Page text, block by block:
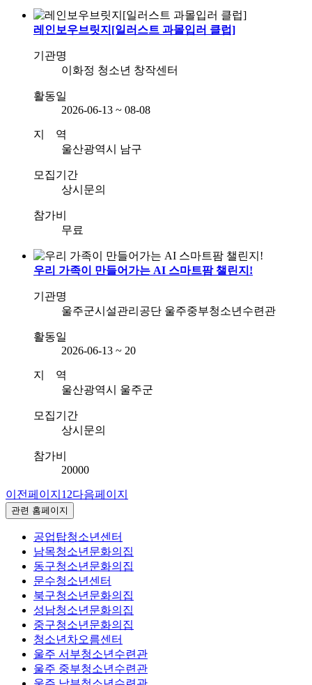
레인보우브릿지[일러스트 과몰입러 클럽]
기관명
이화정 청소년 창작센터
활동일
2026-06-13 ~ 08-08
지 역
울산광역시 남구
모집기간
상시문의
참가비
무료
우리 가족이 만들어가는 AI 스마트팜 챌린지!
기관명
울주군시설관리공단 울주중부청소년수련관
활동일
2026-06-13 ~ 20
지 역
울산광역시 울주군
모집기간
상시문의
참가비
20000
이전페이지 1 2다음페이지
관련 홈페이지
공업탑청소년센터
남목청소년문화의집
동구청소년문화의집
문수청소년센터
북구청소년문화의집
성남청소년문화의집
중구청소년문화의집
청소년차오름센터
울주 서부청소년수련관
울주 중부청소년수련관